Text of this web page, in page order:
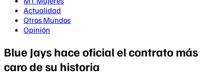
Actualidad
Otros Mundos
Opinión
Blue Jays hace oficial el contrato más
caro de su historia